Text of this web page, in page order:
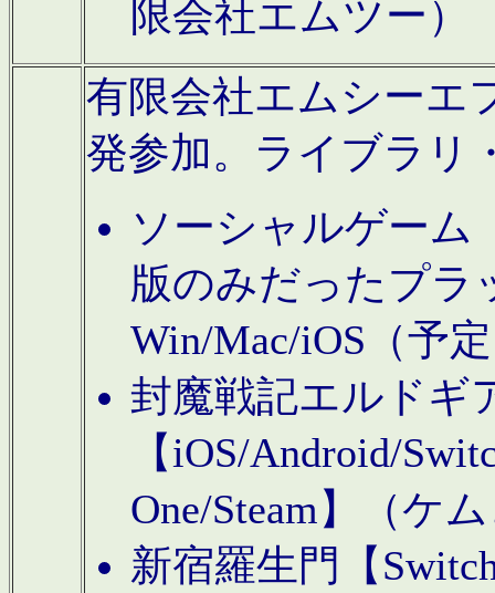
限会社エムツー）
有限会社エムシーエ
発参加。ライブラリ
ソーシャルゲーム
版のみだったプラ
Win/Mac/iOS（予
封魔戦記エルドギ
【iOS/Android/
One/Steam】（ケ
新宿羅生門【